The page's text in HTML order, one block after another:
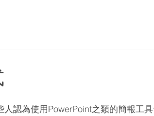
認為使用PowerPoint之類的簡報工